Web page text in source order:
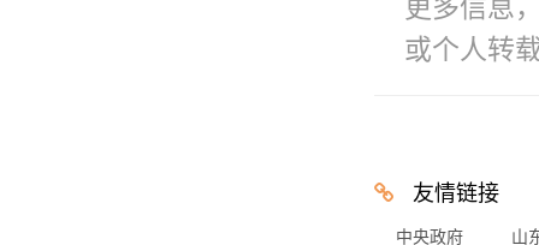
更多信息
或个人转